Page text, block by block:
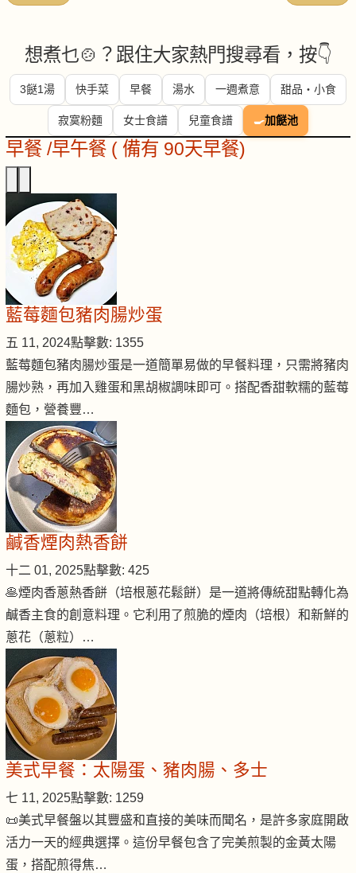
想煮乜🍲？跟住大家熱門搜尋看，按👇
3餸1湯 快手菜 早餐 湯水 一週煮意 甜品・小食
寂寞粉麵 女士食譜 兒童食譜 🍳加餸池
早餐 /早午餐 ( 備有 90天早餐)
藍莓麵包豬肉腸炒蛋
五 11, 2024點擊數: 1355
藍莓麵包豬肉腸炒蛋是一道簡單易做的早餐料理，只需將豬肉
腸炒熟，再加入雞蛋和黑胡椒調味即可。搭配香甜軟糯的藍莓
麵包，營養豐…
鹹香煙肉熱香餅
十二 01, 2025點擊數: 425
🥞煙肉香蔥熱香餅（培根蔥花鬆餅）是一道將傳統甜點轉化為
鹹香主食的創意料理。它利用了煎脆的煙肉（培根）和新鮮的
蔥花（蔥粒）…
美式早餐：太陽蛋、豬肉腸、多士
七 11, 2025點擊數: 1259
📜美式早餐盤以其豐盛和直接的美味而聞名，是許多家庭開啟
活力一天的經典選擇。這份早餐包含了完美煎製的金黃太陽
蛋，搭配煎得焦…